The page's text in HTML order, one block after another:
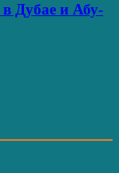
Дубае и Абу-